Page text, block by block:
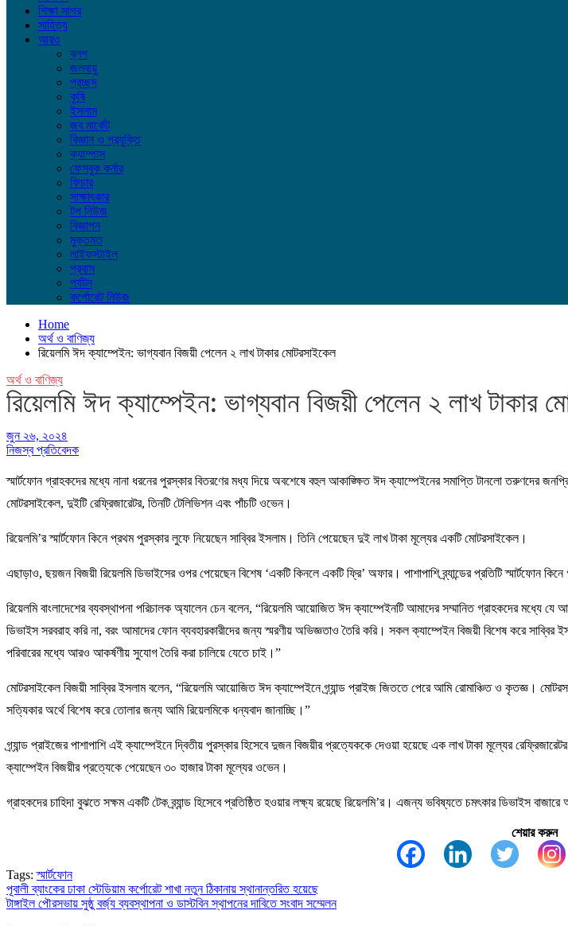
শিক্ষা সাগর
সাহিত্য
আরও
ব্লগ
জলবায়ু
প্রচ্ছদ
কৃষি
ইসলাম
জব মার্কেট
বিজ্ঞান ও প্রযুক্তি
ক্যাম্পাস
ফেসবুক কর্নার
ফিচার
সাক্ষাৎকার
টপ নিউজ
বিজ্ঞাপন
মুক্তমত
লাইফস্টাইল
প্রবাস
পর্যটন
কর্পোরেট নিউজ
Home
অর্থ ও বাণিজ্য
রিয়েলমি ঈদ ক্যাম্পেইন: ভাগ্যবান বিজয়ী পেলেন ২ লাখ টাকার মোটরসাইকেল
অর্থ ও বাণিজ্য
রিয়েলমি ঈদ ক্যাম্পেইন: ভাগ্যবান বিজয়ী পেলেন ২ লাখ টাকার
জুন ২৬, ২০২৪
নিজস্ব প্রতিবেদক
স্মার্টফোন গ্রাহকদের মধ্যে নানা ধরনের পুরস্কার বিতরণের মধ্য দিয়ে অবশেষে বহুল আকাঙ্ক্ষিত ঈদ ক্যাম্পেইনের সমাপ্তি টানলো তরুণদের
মোটরসাইকেল, দুইটি রেফ্রিজারেটর, তিনটি টেলিভিশন এবং পাঁচটি ওভেন।
রিয়েলমি’র স্মার্টফোন কিনে প্রথম পুরস্কার লুফে নিয়েছেন সাব্বির ইসলাম। তিনি পেয়েছেন দুই লাখ টাকা মূল্যের একটি মোটরসাইকেল।
এছাড়াও, ছয়জন বিজয়ী রিয়েলমি ডিভাইসের ওপর পেয়েছেন বিশেষ ‘একটি কিনলে একটি ফ্রি’ অফার। পাশাপাশি ব্র্যান্ডের প্রতিটি স্মার্টফোন
রিয়েলমি বাংলাদেশের ব্যবস্থাপনা পরিচালক অ্যালেন চেন বলেন, “রিয়েলমি আয়োজিত ঈদ ক্যাম্পেইনটি আমাদের সম্মানিত গ্রাহকদের মধ্যে
ডিভাইস সরবরাহ করি না, বরং আমাদের ফোন ব্যবহারকারীদের জন্য স্মরণীয় অভিজ্ঞতাও তৈরি করি। সকল ক্যাম্পেইন বিজয়ী বিশেষ করে সাব্বির
পরিবারের মধ্যে আরও আকর্ষণীয় সুযোগ তৈরি করা চালিয়ে যেতে চাই।”
মোটরসাইকেল বিজয়ী সাব্বির ইসলাম বলেন, “রিয়েলমি আয়োজিত ঈদ ক্যাম্পেইনে গ্র্যান্ড প্রাইজ জিততে পেরে আমি রোমাঞ্চিত ও কৃতজ্ঞ।
সত্যিকার অর্থে বিশেষ করে তোলার জন্য আমি রিয়েলমিকে ধন্যবাদ জানাচ্ছি।”
গ্র্যান্ড প্রাইজের পাশাপাশি এই ক্যাম্পেইনে দ্বিতীয় পুরস্কার হিসেবে দুজন বিজয়ীর প্রত্যেককে দেওয়া হয়েছে এক লাখ টাকা মূল্যের
ক্যাম্পেইন বিজয়ীর প্রত্যেকে পেয়েছেন ৩০ হাজার টাকা মূল্যের ওভেন।
গ্রাহকদের চাহিদা বুঝতে সক্ষম একটি টেক ব্র্যান্ড হিসেবে প্রতিষ্ঠিত হওয়ার লক্ষ্য রয়েছে রিয়েলমি’র। এজন্য ভবিষ্যতে চমৎকার ডিভাইস
শেয়ার করুন
Tags: স্মার্টফোন
Post
navigation
পূবালী ব্যাংকের ঢাকা স্টেডিয়াম কর্পোরেট শাখা নতুন ঠিকানায় স্থানান্তরিত হয়েছে
টাঙ্গাইল পৌরসভায় সুষ্ঠু বর্জ্য ব্যবস্থাপনা ও ডাস্টবিন স্থাপনের দাবিতে সংবাদ সম্মেলন